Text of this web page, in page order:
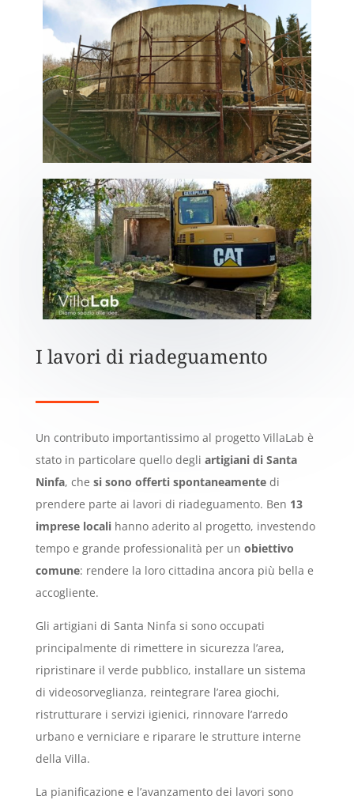
I lavori di riadeguamento
Un contributo importantissimo al progetto VillaLab è
stato in particolare quello degli artigiani di Santa
Ninfa, che si sono offerti spontaneamentedi
prendere parte ai lavori di riadeguamento. Ben 13
imprese localihanno aderito al progetto, investendo
tempo e grande professionalità per un obiettivo
comune: rendere la loro cittadina ancora più bella e
accogliente.
Gli artigiani di Santa Ninfa si sono occupati
principalmente di rimettere in sicurezza l’area,
ripristinare il verde pubblico, installare un sistema
di videosorveglianza, reintegrare l’area giochi,
ristrutturare i servizi igienici, rinnovare l’arredo
urbano e verniciare e riparare le strutture interne
della Villa.
La pianificazione e l’avanzamento dei lavori sono